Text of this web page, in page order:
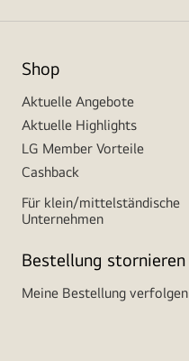
Shop
Aktuelle Angebote
Aktuelle Highlights
LG Member Vorteile
Cashback
Für klein/mittelständische
Unternehmen
Bestellung stornieren
Meine Bestellung verfolgen